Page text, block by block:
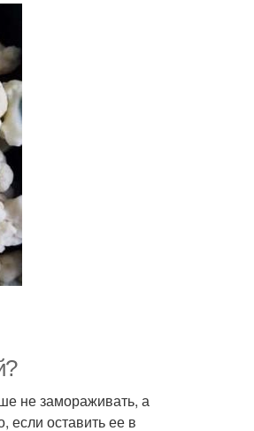
не замораживать, а
если оставить ее в